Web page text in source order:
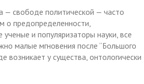
— свободе политической — часто
о предопределенности,
и популяризаторы науки, все
малые мгновения после “Большого
возникает у существа, онтологически